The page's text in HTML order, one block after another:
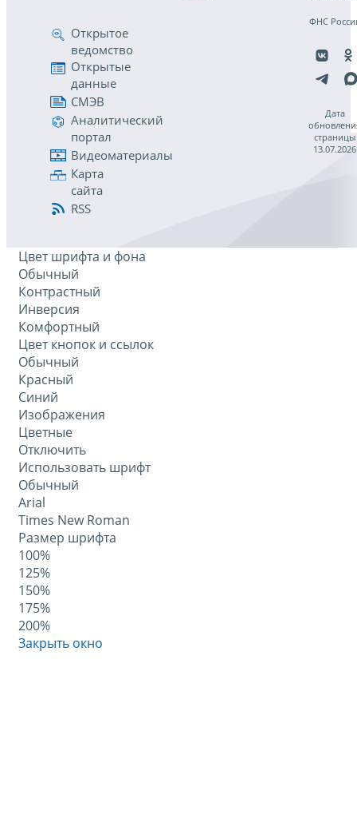
Открытое
ведомство
Открытые
данные
СМЭВ
Аналитический
портал
Видеоматериалы
Карта
сайта
RSS
ФНС
Дата
страницы
13.07.2026
Цвет шрифта и фона
Обычный
Контрастный
Инверсия
Комфортный
Цвет кнопок и ссылок
Обычный
Красный
Синий
Изображения
Цветные
Отключить
Использовать шрифт
Обычный
Arial
Times New Roman
Размер шрифта
100%
125%
150%
175%
200%
Закрыть окно